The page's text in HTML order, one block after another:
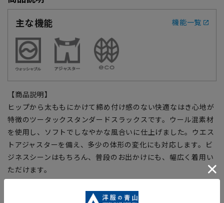
主な機能
機能一覧
【商品説明】
ヒップから太ももにかけて締め付け感のない快適なはき心地が
特徴のツータックスタンダードスラックスです。ウール混素材
を使用し、ソフトでしなやかな風合いに仕上げました。ウエス
トアジャスターを備え、多少の体形の変化にも対応します。ビ
ジネスシーンはもちろん、普段のお出かけにも、幅広く着用い
ただけます。